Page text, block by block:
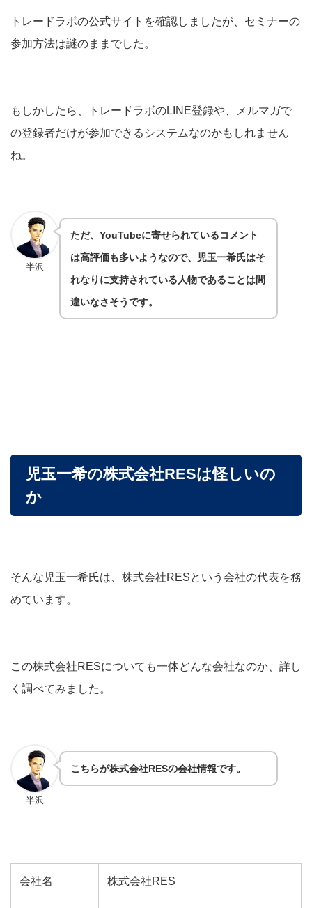
トレードラボの公式サイトを確認しましたが、セミナーの
参加方法は謎のままでした。
もしかしたら、トレードラボのLINE登録や、メルマガで
の登録者だけが参加できるシステムなのかもしれません
ね。
半沢
ただ、YouTubeに寄せられているコメント
は高評価も多いようなので、児玉一希氏はそ
れなりに支持されている人物であることは間
違いなさそうです。
児玉一希の株式会社RESは怪しいの
か
そんな児玉一希氏は、株式会社RESという会社の代表を務
めています。
この株式会社RESについても一体どんな会社なのか、詳し
く調べてみました。
半沢
こちらが株式会社RESの会社情報です。
会社名 株式会社RES